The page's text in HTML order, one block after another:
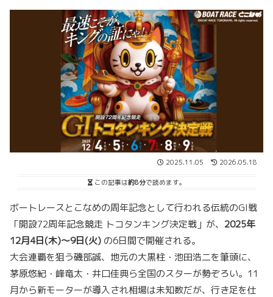
2025.11.05 2026.05.18
この記事は約8分で読めます。
ボートレースとこなめの周年記念として行われる伝統のGI戦
「開設72周年記念競走 トコタンキング決定戦」が、 2025年
12月4日(木)～9日(火) の6日間で開催される。
大会連覇を狙う磯部誠、地元の大黒柱・池田浩二を筆頭に、
茅原悠紀・峰竜太・井口佳典ら全国のスターが勢ぞろい。11
月から新モーターが導入され相場は未知数だが、行き足を仕